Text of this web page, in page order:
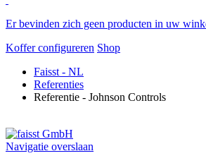
Er bevinden zich geen producten in uw
Koffer configureren Shop
Faisst - NL
Referenties
Referentie - Johnson Controls
Navigatie overslaan